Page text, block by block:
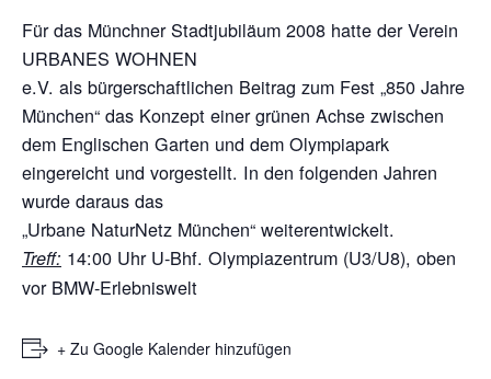
Für das Münchner Stadtjubiläum 2008 hatte der Verein
URBANES WOHNEN
e.V. als bürgerschaftlichen Beitrag zum Fest „850 Jahre
München“ das Konzept einer grünen Achse zwischen
dem Englischen Garten und dem Olympiapark
eingereicht und vorgestellt. In den folgenden Jahren
wurde daraus das
„Urbane NaturNetz München“ weiterentwickelt.
Treff: 14:00 Uhr U-Bhf. Olympiazentrum (U3/U8), oben
vor BMW-Erlebniswelt
+ Zu Google Kalender hinzufügen